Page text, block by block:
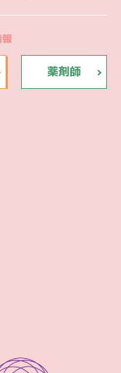
薬剤師